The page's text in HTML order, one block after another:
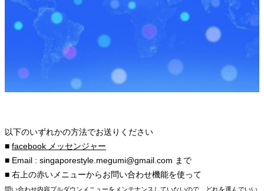
以下のいずれかの方法でお送りください
■ facebook メッセンジャー
■ Email : singaporestyle.megumi@gmail.com まで
■ 右上の赤いメニューからお問い合わせ機能を使って
問い合わせ内容プルダウンメニューをメンテナンスしていないので、どれを選んでいい